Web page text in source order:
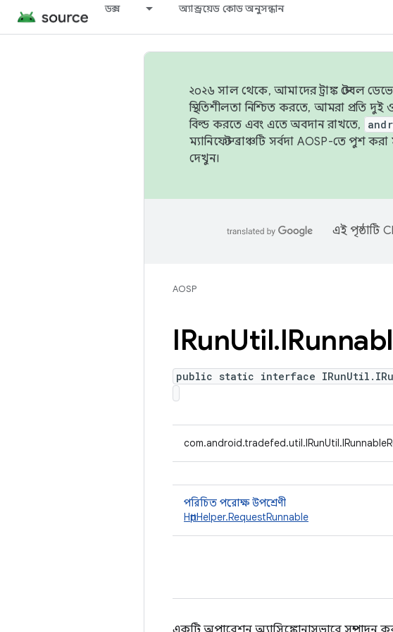
ডক্স অ্যান্ড্রয়েড কোড অনুসন্ধান
২০২৬ সাল থেকে, আমাদের ট্রাঙ্ক স্টেবল
স্থিতিশীলতা নিশ্চিত করতে, আমরা প্রতি
বিল্ড করতে এবং এতে অবদান রাখতে,
ম্যানিফেস্ট ব্রাঞ্চটি সর্বদা AOSP-তে পুশ
দেখুন।
এই পৃষ্ঠাটি
AOSP
IRunUtil.
public static interface
পরিচিত পরোক্ষ উপশ্রেণী
HttpHelper.RequestRunnable